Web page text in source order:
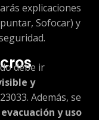
explicaciones
Sofocar) y
debe ir
y
Además, se
y uso